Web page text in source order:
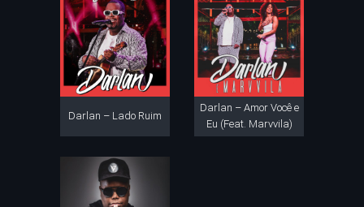
Darlan – Lado Ruim
Darlan – Amor Você e
Eu (Feat. Marvvila)